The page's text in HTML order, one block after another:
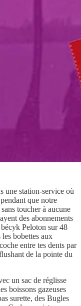
une station-service où
que notre
toucher à aucune
des abonnements
Peloton sur 48
les bobettes aux
entre tes dents par
de la pointe du
un sac de réglisse
boissons gazeuses
surette, des Bugles